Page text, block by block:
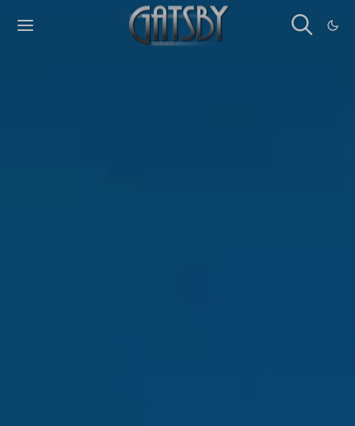
Cookies management panel